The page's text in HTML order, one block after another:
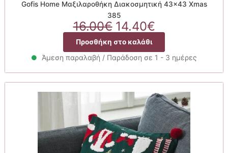
Gofis Home Μαξιλαροθήκη Διακοσμητική 43×43 Xmas
385
16.00€ Original
price
was:
16.00€.
14.40€Η
τρέχουσα
τιμή
είναι:
14.40€.
Προσθήκη στο καλάθι
Άμεση παραλαβή / Παράδοση σε 1 - 3 ημέρες